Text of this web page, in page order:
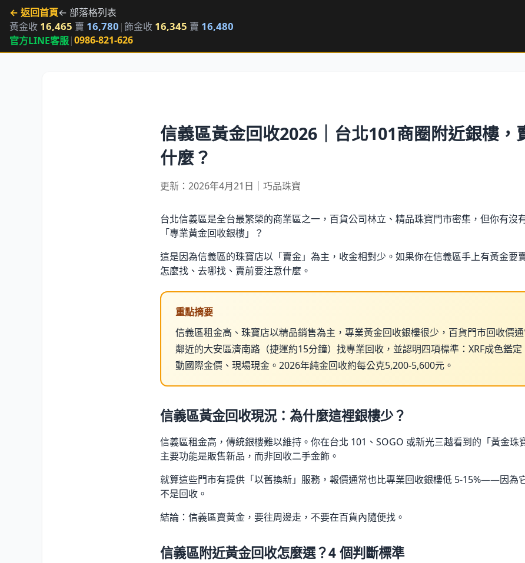
← 返回首頁← 部落格列表
黃金收 16,465 賣 16,780 |飾金收 16,345 賣 16,480
官方LINE客服|0986-821-626
信義區黃金回收2026｜台北101商圈附近銀樓，
什麼？
更新：2026年4月21日｜巧品珠寶
台北信義區是全台最繁榮的商業區之一，百貨公司林立、精品珠寶門市密集，但你有沒
「專業黃金回收銀樓」？
這是因為信義區的珠寶店以「賣金」為主，收金相對少。如果你在信義區手上有黃金要
怎麼找、去哪找、賣前要注意什麼。
重點摘要
信義區租金高、珠寶店以精品銷售為主，專業黃金回收銀樓很少，百貨門市回收價
鄰近的大安區濟南路（捷運約15分鐘）找專業回收，並認明四項標準：XRF成色鑑
動國際金價、現場現金。2026年純金回收約每公克5,200-5,600元。
信義區黃金回收現況：為什麼這裡銀樓少？
信義區租金高，傳統銀樓難以維持。你在台北 101、SOGO 或新光三越看到的「黃金珠
主要功能是販售新品，而非回收二手金飾。
就算這些門市有提供「以舊換新」服務，報價通常也比專業回收銀樓低 5-15%——因為
不是回收。
結論：信義區賣黃金，要往周邊走，不要在百貨內隨便找。
信義區附近黃金回收怎麼選？4 個判斷標準